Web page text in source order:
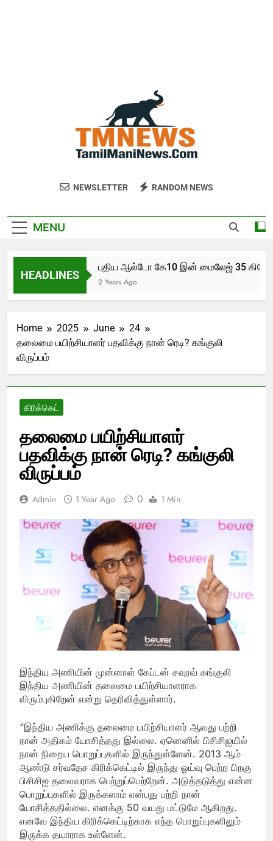
NEWSLETTER RANDOM NEWS
MENU
HEADLINES
புதிய ஆல்டோ கே10 இன் மைலேஜ் 35
2 Years Ago
Home 2025 June
24
தலைமை பயிற்சியாளர் பதவிக்கு நான் ரெடி? கங்குலி
விருப்பம்
கிரிக்கெட்
தலைமை பயிற்சியாளர்
பதவிக்கு நான் ரெடி? கங்குலி
விருப்பம்
Admin 1 Year Ago 0 1 Min
இந்திய அணியின் முன்னாள் கேப்டன் சவுரவ் கங்குலி
இந்திய அணியின் தலைமை பயிற்சியாளராக
விரும்புகிறேன் என்று தெரிவித்துள்ளார்.
“இந்திய அணிக்கு தலைமை பயிற்சியாளர் ஆவது பற்றி
நான் அதிகம் யோசித்தது இல்லை. ஏனெனில் பிசிசிஐயில்
நான் நிறைய பொறுப்புகளில் இருந்துள்ளேன். 2013 ஆம்
ஆண்டு சர்வதேச கிரிக்கெட்டில் இருந்து ஓய்வு பெற்ற பிறகு
பிசிசிஐ தலைவராக பெற்றுப்பெற்றேன். அடுத்தடுத்து என்ன
பொறுப்புகளில் இருக்கலாம் என்பது பற்றி நான்
யோசித்ததில்லை. எனக்கு 50 வயது மட்டுமே ஆகிறது.
எனவே இந்திய கிரிக்கெட்டிற்காக எந்த பொறுப்புகளிலும்
இருக்க தயாராக உள்ளேன்.